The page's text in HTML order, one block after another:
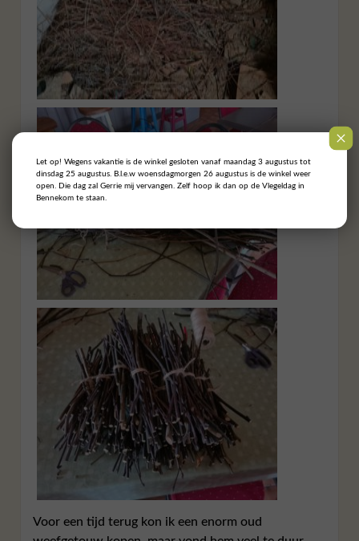
Voor een tijd terug kon ik een enorm oud
Let op! Wegens vakantie is de winkel gesloten vanaf maandag 3 augustus tot
dinsdag 25 augustus. B.l.e.w woensdagmorgen 26 augustus is de winkel weer
open. Die dag zal Gerrie mij vervangen. Zelf hoop ik dan op de Vlegeldag in
Bennekom te staan.